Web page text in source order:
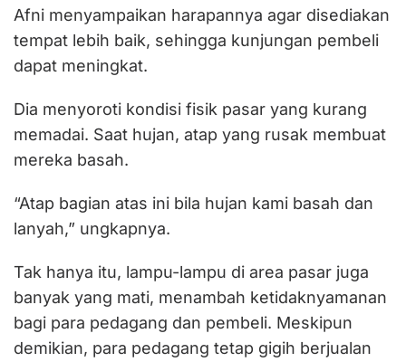
Afni menyampaikan harapannya agar disediakan
tempat lebih baik, sehingga kunjungan pembeli
dapat meningkat.
Dia menyoroti kondisi fisik pasar yang kurang
memadai. Saat hujan, atap yang rusak membuat
mereka basah.
“Atap bagian atas ini bila hujan kami basah dan
lanyah,” ungkapnya.
Tak hanya itu, lampu-lampu di area pasar juga
banyak yang mati, menambah ketidaknyamanan
bagi para pedagang dan pembeli. Meskipun
demikian, para pedagang tetap gigih berjualan